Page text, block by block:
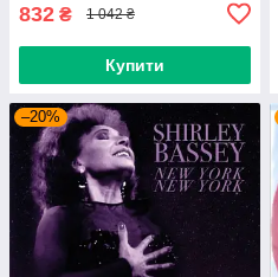
832 ₴ 1 042 ₴
Купити
–20%